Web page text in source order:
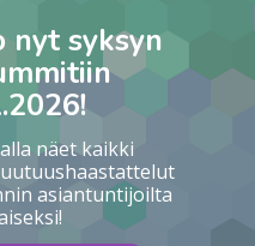
nyt syksyn
näet kaikki
asiantuntijoilta